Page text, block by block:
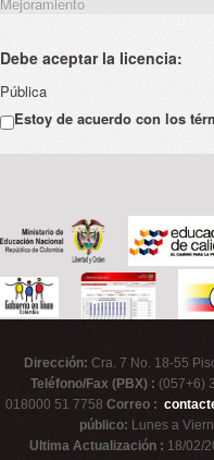
Debe aceptar la licencia:
Pública
Estoy de acuerdo con los
Dirección: Cra. 7 No. 18-55
Teléfono/Fax (PBX) : (057+6)
018000 51 7758 Correo :
público: Lunes a
Ultima Actualización : 18/02/